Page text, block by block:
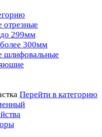
отрезные
299мм
300мм
шлифовальные
Перейти в категорию